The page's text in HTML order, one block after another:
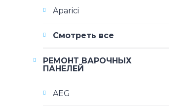
Aparici
Смотреть все
РЕМОНТ ВАРОЧНЫХ
ПАНЕЛЕЙ
AEG